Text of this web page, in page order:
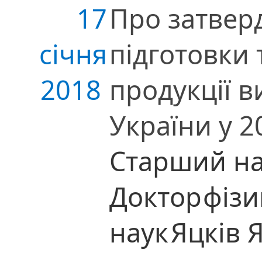
17
січня
2018
Про
продукції
України у
Старший
Доктор
наукЯцків